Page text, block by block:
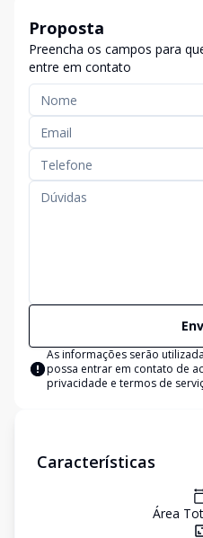
Proposta
Preencha os campos para
entre em contato
As informações serão
possa entrar em contato de
privacidade e termos de
Características
Área